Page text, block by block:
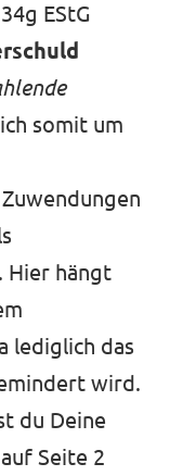
EStG
somit um
Hier hängt
lediglich das
wird.
du Deine
Seite 2